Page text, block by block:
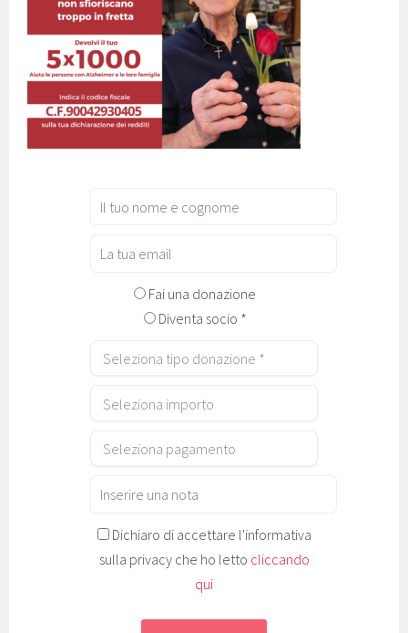
Fai una donazione
Diventa socio *
Dichiaro di accettare l'informativa
sulla privacy che ho letto cliccando
qui